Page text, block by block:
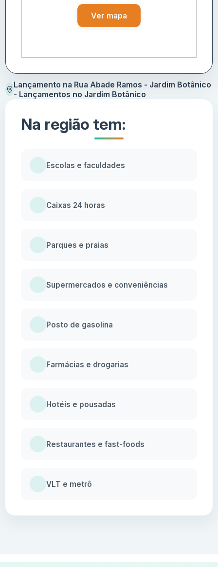
Ver mapa
Lançamento na Rua Abade Ramos - Jardim Botânico
- Lançamentos no Jardim Botânico
Na região tem:
Escolas e faculdades
Caixas 24 horas
Parques e praias
Supermercados e conveniências
Posto de gasolina
Farmácias e drogarias
Hotéis e pousadas
Restaurantes e fast-foods
VLT e metrô